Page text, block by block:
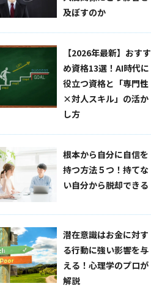
及ぼすのか
【2026年最新】おすす
め資格13選！AI時代に
役立つ資格と「専門性
×対人スキル」の活か
し方
根本から自分に自信を
持つ方法５つ！持てな
い自分から脱却できる
潜在意識はお金に対す
る行動に強い影響を与
える！心理学のプロが
解説